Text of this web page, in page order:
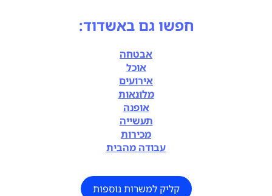
חפשו גם באשדוד:
אבטחה
אוכל
אירועים
מלונאות
אופנה
תעשייה
מכירות
עבודה מהבית
קליק למשרות נוספות